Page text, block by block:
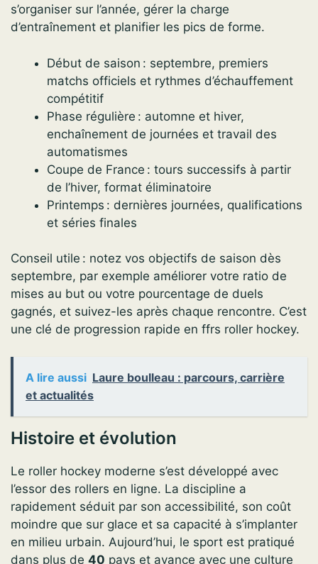
s’organiser sur l’année, gérer la charge
d’entraînement et planifier les pics de forme.
Début de saison : septembre, premiers
matchs officiels et rythmes d’échauffement
compétitif
Phase régulière : automne et hiver,
enchaînement de journées et travail des
automatismes
Coupe de France : tours successifs à partir
de l’hiver, format éliminatoire
Printemps : dernières journées, qualifications
et séries finales
Conseil utile : notez vos objectifs de saison dès
septembre, par exemple améliorer votre ratio de
mises au but ou votre pourcentage de duels
gagnés, et suivez-les après chaque rencontre. C’est
une clé de progression rapide en ffrs roller hockey.
A lire aussi Laure boulleau : parcours, carrière
et actualités
Histoire et évolution
Le roller hockey moderne s’est développé avec
l’essor des rollers en ligne. La discipline a
rapidement séduit par son accessibilité, son coût
moindre que sur glace et sa capacité à s’implanter
en milieu urbain. Aujourd’hui, le sport est pratiqué
dans plus de 40 pays et avance avec une culture